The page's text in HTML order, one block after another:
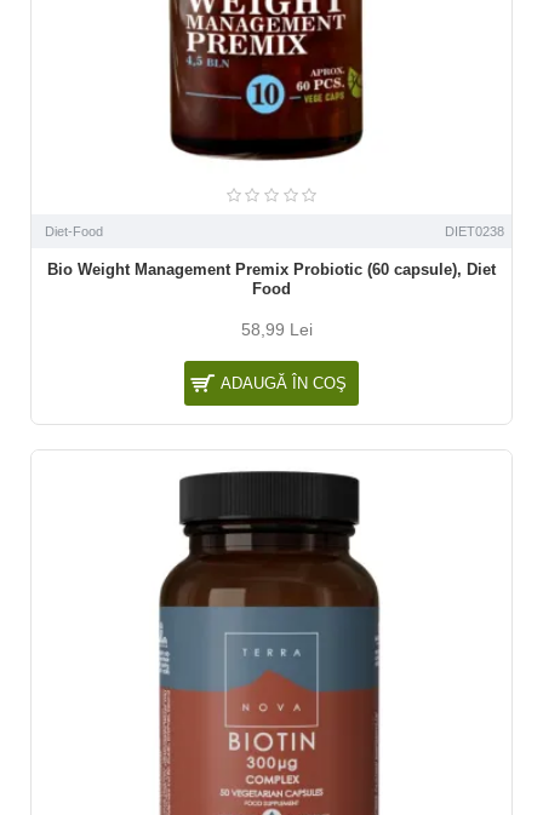
Diet-Food DIET0238
Bio Weight Management Premix Probiotic (60 capsule), Diet
Food
58,99 Lei
ADAUGĂ ÎN COŞ